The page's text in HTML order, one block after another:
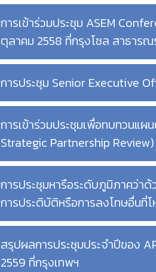
การเข้าร่วมประชุม ASEM
ตุลาคม 2558 ที่กรุงโซล สาธารณ
การประชุม Senior Executive
การเข้าร่วมประชุมเพื่อทบทวนแ
Strategic Partnership
การประชุมหารือระดับภูมิภาคว่า
การประติบัติหรือการลงโทษอื่นที่
สรุปผลการประชุมประจำปีของ
2559 ที่กรุงเทพฯ